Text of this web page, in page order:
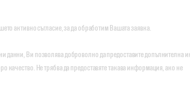
активно съгласие, за да обработим Вашата заявка.
данни, Ви позволява доброволно да предоставите
качество. Не трябва да предоставяте такава информация, ако не